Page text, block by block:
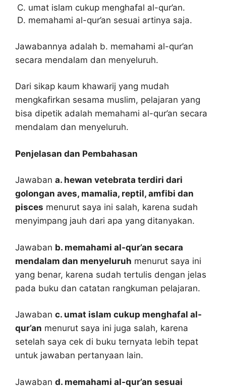
umat islam cukup menghafal al-qur’an.
memahami al-qur’an sesuai artinya saja.
Jawabannya adalah b. memahami al-qur’an
secara mendalam dan menyeluruh.
Dari sikap kaum khawarij yang mudah
mengkafirkan sesama muslim, pelajaran yang
bisa dipetik adalah memahami al-qur’an secara
mendalam dan menyeluruh.
Penjelasan dan Pembahasan
Jawaban a. hewan vetebrata terdiri dari
golongan aves, mamalia, reptil, amfibi dan
pisces menurut saya ini salah, karena sudah
menyimpang jauh dari apa yang ditanyakan.
Jawaban b. memahami al-qur’an secara
mendalam dan menyeluruh menurut saya ini
yang benar, karena sudah tertulis dengan jelas
pada buku dan catatan rangkuman pelajaran.
Jawaban c. umat islam cukup menghafal al-
qur’an menurut saya ini juga salah, karena
setelah saya cek di buku ternyata lebih tepat
untuk jawaban pertanyaan lain.
Jawaban d. memahami al-qur’an sesuai